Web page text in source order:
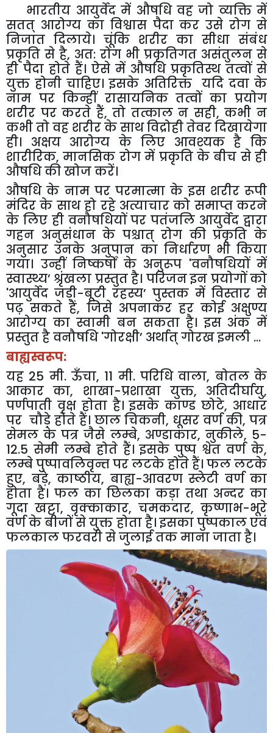
भारतीय आयुर्वेद में औषधि वह जो व्यक्ति में
सतत् आरोग्य का विश्वास पैदा कर उसे रोग से
निजात दिलाये। चूंकि शरीर का सीधा संबंध
प्रकृति से है, अत: रोग भी प्रकृतिगत असंतुलन से
ही पैदा होते हैं। ऐसे में औषधि प्रकृतिस्थ तत्वों से
युक्त होनी चाहिए। इसके अतिरिक्त यदि दवा के
नाम पर किन्हीं रासायनिक तत्वों का प्रयोग
शरीर पर करते हैं,तो तत्काल न सही,कभी न
कभी तो वह शरीर के साथ विद्रोही तेवर दिखायेगा
ही। अक्षय आरोग्य के लिए आवश्यक है कि
शारीरिक,मानसिक रोग में प्रकृति के बीच से ही
औषधि की खोज करें।
औषधि के नाम पर परमात्मा के इस शरीर रूपी
मंदिर के साथ हो रहे अत्याचार को समाप्त करने
के लिए ही वनौषधियों पर पतंजलि आयुर्वेद द्वारा
गहन अनुसंधान के पश्चात् रोग की प्रकृति के
अनुसार उनके अनुपान का निर्धारण भी किया
गया। उन्हीं निष्कर्षों के अनुरूप 'वनौषधियों में
स्वास्थ्य’श्रृंखला प्रस्तुत है। परिजन इन प्रयोगों को
'आयुर्वेद जड़ी-बूटी रहस्य’ पुस्तक में विस्तार से
पढ़ सकते हैं, जिसे अपनाकर हर कोई अक्षुण्य
आरोग्य का स्वामी बन सकता है। इस अंक में
प्रस्तुत है वनौषधि'गोरक्षी’ अर्थात् गोरख इमली ...
बाह्यस्वरूप:
यह 25 मी. ऊँचा, 11 मी. परिधि वाला, बोतल के
आकार का, शाखा-प्रशाखा युक्त, अतिदीर्घायु,
पर्णपाती वृक्ष होता है। इसके काण्ड छोटे, आधार
पर चौड़े होते हैं। छाल चिकनी, धूसर वर्ण की, पत्र
सेमल के पत्र जैसे लम्बे, अण्डाकार, नुकीले, 5-
12.5 सेमी लम्बे होते हैं। इसके पुष्प श्वेत वर्ण के,
लम्बे पुष्पावलिवृन्त पर लटके होते हैं। फल लटके
हुए, बड़े, काष्ठीय, बाह्य-आवरण स्लेटी वर्ण का
होता है। फल का छिलका कड़ा तथा अन्दर का
गूदा खट्टा, वृक्काकार, चमकदार, कृष्णाभ-भूरे
वर्ण के बीजों से युक्त होता है। इसका पुष्पकाल एवं
फलकाल फरवरी से जुलाई तक माना जाता है।